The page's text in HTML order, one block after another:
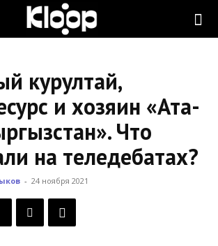
курултай,
и хозяин «Ата-
Что
на теледебатах?
- 24 ноября 2021